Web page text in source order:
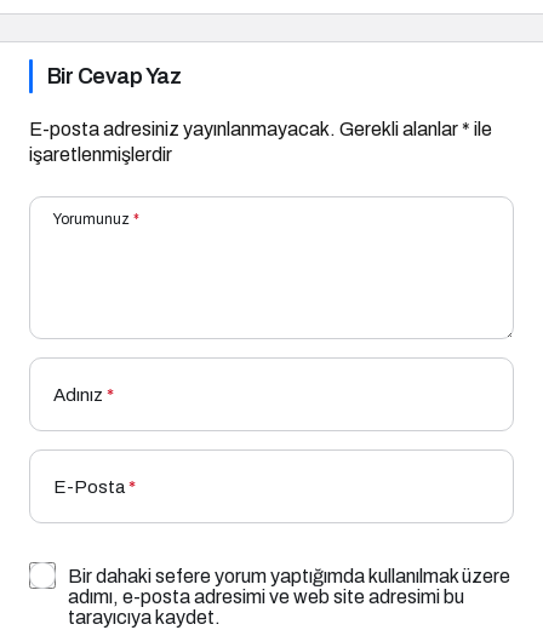
Bir Cevap Yaz
E-posta adresiniz yayınlanmayacak. Gerekli alanlar* ile
işaretlenmişlerdir
Yorumunuz *
Adınız *
E-Posta*
Bir dahaki sefere yorum yaptığımda kullanılmak üzere
adımı, e-posta adresimi ve web site adresimi bu
tarayıcıya kaydet.